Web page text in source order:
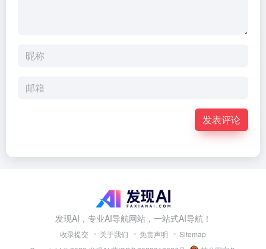
发表评论
发现AI，专业AI导航网站，一站式AI导航！
收录提交 关于我们 免责声明
Sitemap